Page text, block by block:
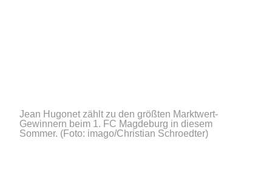
Jean Hugonet zählt zu den größten Marktwert-
Gewinnern beim 1. FC Magdeburg in diesem
Sommer. (Foto: imago/Christian Schroedter)